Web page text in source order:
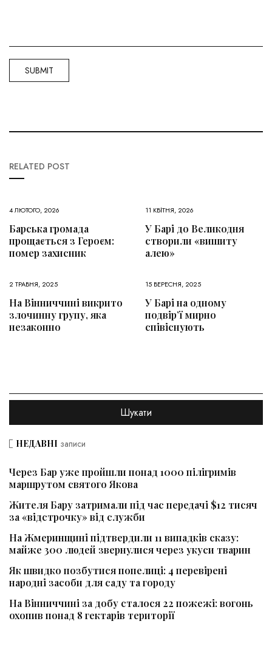
RELATED POST
4 ЛЮТОГО, 2026
Барська громада
прощається з Героєм:
помер захисник
11 КВІТНЯ, 2026
У Барі до Великодня
створили «вишиту
алею»
2 ТРАВНЯ, 2025
На Вінниччині викрито
злочинну групу, яка
незаконно
15 ВЕРЕСНЯ, 2025
У Барі на одному
подвір’ї мирно
співіснують
НЕДАВНІ записи
Через Бар уже пройшли понад 1000 пілігримів
маршрутом святого Якова
Жителя Бару затримали під час передачі $12 тисяч
за «відстрочку» від служби
На Жмеринщині підтвердили 11 випадків сказу:
майже 300 людей звернулися через укуси тварин
Як швидко позбутися попелиці: 4 перевірені
народні засоби для саду та городу
На Вінниччині за добу сталося 22 пожежі: вогонь
охопив понад 8 гектарів території